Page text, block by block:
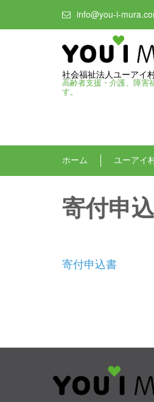
info@you-i-
社会福祉法人ユーアイ
高齢者支援・介護、障害
す。
ホーム ユーアイ
寄付申
寄付申込書